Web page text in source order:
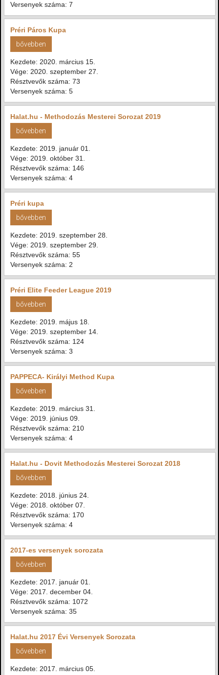
Versenyek száma: 7
Préri Páros Kupa
bővebben
Kezdete: 2020. március 15.
Vége: 2020. szeptember 27.
Résztvevők száma: 73
Versenyek száma: 5
Halat.hu - Methodozás Mesterei Sorozat 2019
bővebben
Kezdete: 2019. január 01.
Vége: 2019. október 31.
Résztvevők száma: 146
Versenyek száma: 4
Préri kupa
bővebben
Kezdete: 2019. szeptember 28.
Vége: 2019. szeptember 29.
Résztvevők száma: 55
Versenyek száma: 2
Préri Elite Feeder League 2019
bővebben
Kezdete: 2019. május 18.
Vége: 2019. szeptember 14.
Résztvevők száma: 124
Versenyek száma: 3
PAPPECA- Királyi Method Kupa
bővebben
Kezdete: 2019. március 31.
Vége: 2019. június 09.
Résztvevők száma: 210
Versenyek száma: 4
Halat.hu - Dovit Methodozás Mesterei Sorozat 2018
bővebben
Kezdete: 2018. június 24.
Vége: 2018. október 07.
Résztvevők száma: 170
Versenyek száma: 4
2017-es versenyek sorozata
bővebben
Kezdete: 2017. január 01.
Vége: 2017. december 04.
Résztvevők száma: 1072
Versenyek száma: 35
Halat.hu 2017 Évi Versenyek Sorozata
bővebben
Kezdete: 2017. március 05.